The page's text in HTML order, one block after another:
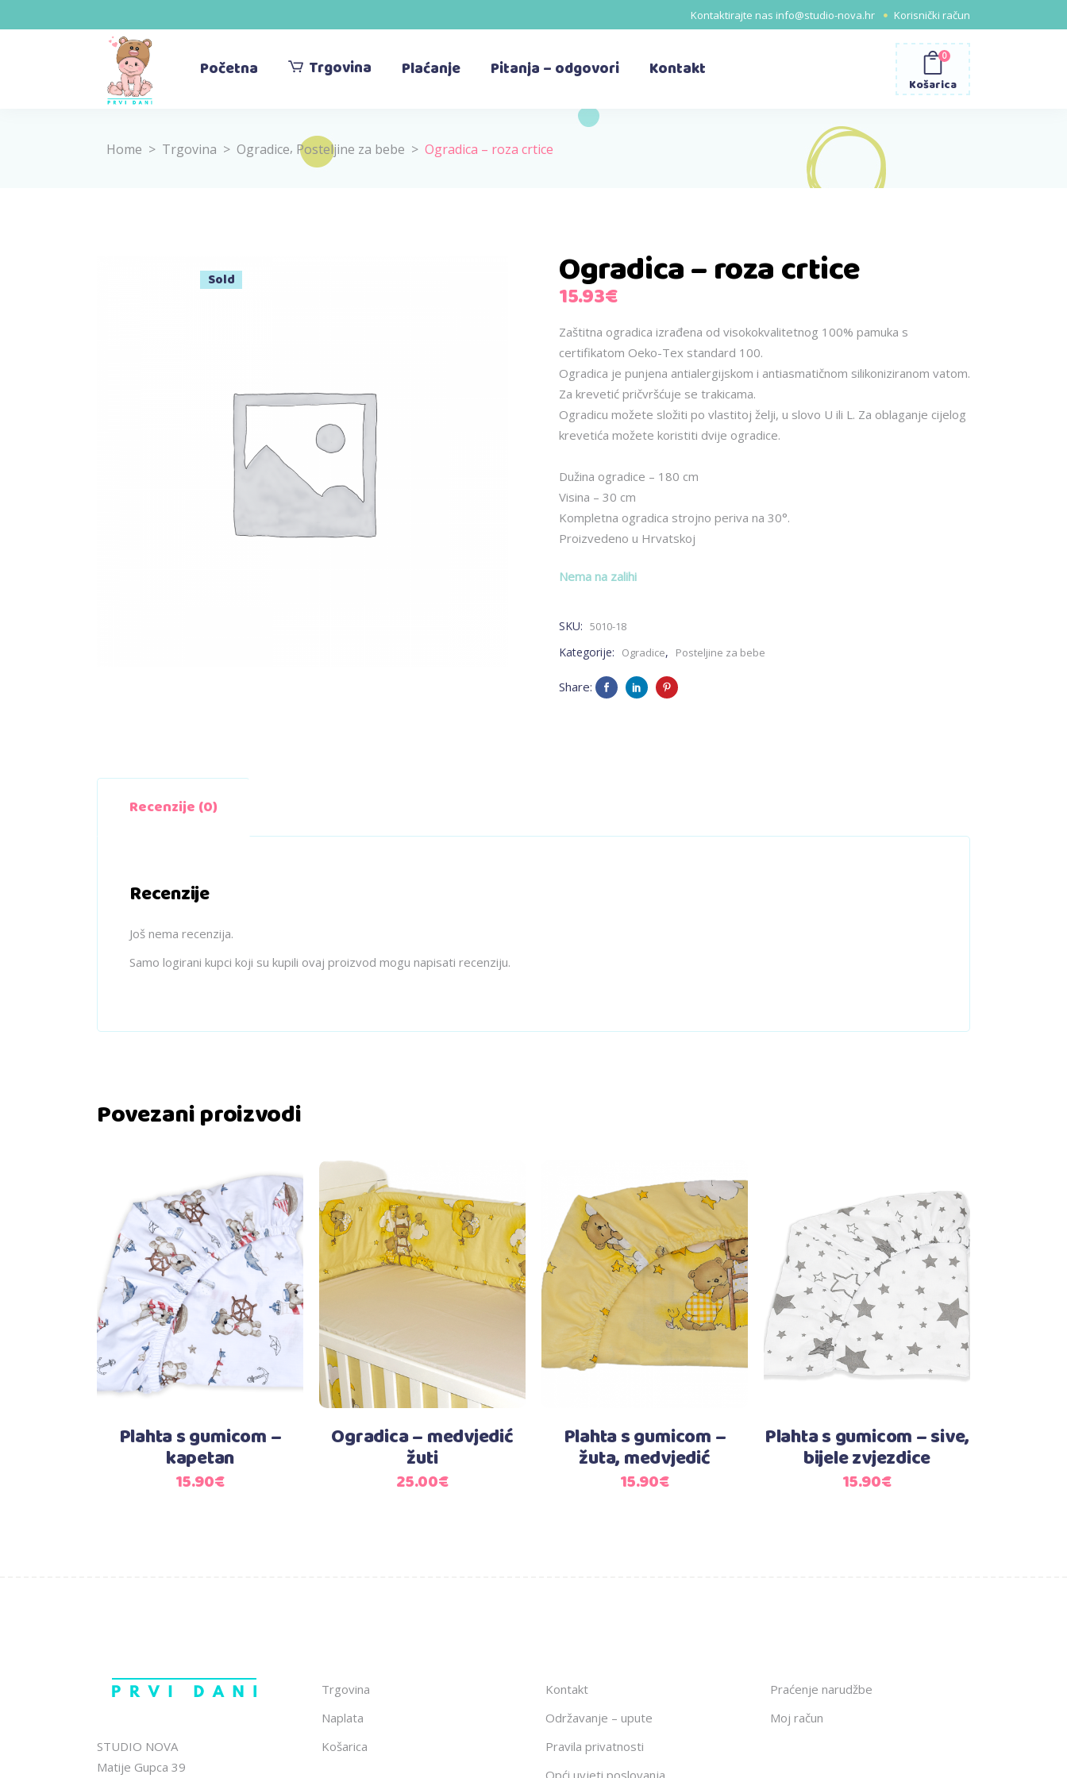
Kontaktirajte nas info@studio-nova.hr Korisnički račun
Početna Trgovina Plaćanje Pitanja – odgovori Kontakt
Košarica
0
Home > Trgovina > Ogradice, Posteljine za bebe > Ogradica – roza crtice
Sold Ogradica – roza crtice
15.93€
Zaštitna ogradica izrađena od visokokvalitetnog 100% pamuka s
certifikatom Oeko-Tex standard 100.
Ogradica je punjena antialergijskom i antiasmatičnom silikoniziranom vatom.
Za krevetić pričvršćuje se trakicama.
Ogradicu možete složiti po vlastitoj želji, u slovo U ili L. Za oblaganje cijelog
krevetića možete koristiti dvije ogradice.
Dužina ogradice – 180 cm
Visina – 30 cm
Kompletna ogradica strojno periva na 30°.
Proizvedeno u Hrvatskoj
Nema na zalihi
SKU: 5010-18
Kategorije: Ogradice, Posteljine za bebe
Share:
Recenzije (0)
Recenzije
Još nema recenzija.
Samo logirani kupci koji su kupili ovaj proizvod mogu napisati recenziju.
Povezani proizvodi
Dodaj u košaricu
Plahta s gumicom –
kapetan
15.90€
Dodaj u košaricu
Ogradica – medvjedić
žuti
25.00€
Dodaj u košaricu
Plahta s gumicom –
žuta, medvjedić
15.90€
Dodaj u košaricu
Plahta s gumicom – sive,
bijele zvjezdice
15.90€
STUDIO NOVA
Matije Gupca 39
Trgovina
Naplata
Košarica
Kontakt
Održavanje – upute
Pravila privatnosti
Opći uvjeti poslovanja
Praćenje narudžbe
Moj račun